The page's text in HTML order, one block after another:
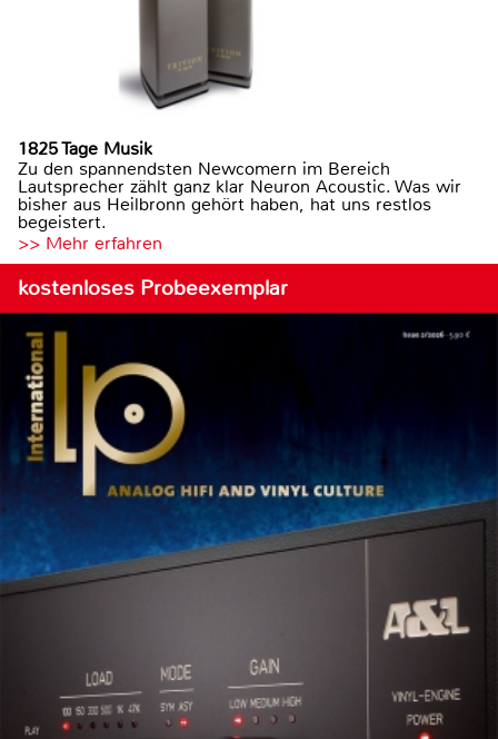
1825 Tage Musik
Zu den spannendsten Newcomern im Bereich
Lautsprecher zählt ganz klar Neuron Acoustic. Was wir
bisher aus Heilbronn gehört haben, hat uns restlos
begeistert.
>> Mehr erfahren
kostenloses Probeexemplar